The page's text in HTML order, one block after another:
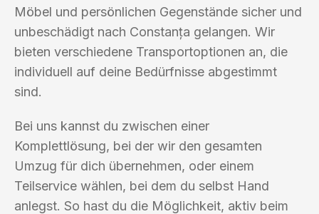
Möbel und persönlichen Gegenstände sicher und
unbeschädigt nach Constanța gelangen. Wir
bieten verschiedene Transportoptionen an, die
individuell auf deine Bedürfnisse abgestimmt
sind.
Bei uns kannst du zwischen einer
Komplettlösung, bei der wir den gesamten
Umzug für dich übernehmen, oder einem
Teilservice wählen, bei dem du selbst Hand
anlegst. So hast du die Möglichkeit, aktiv beim